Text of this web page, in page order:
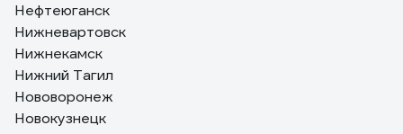
Нефтеюганск
Нижневартовск
Нижнекамск
Нижний Тагил
Нововоронеж
Новокузнецк